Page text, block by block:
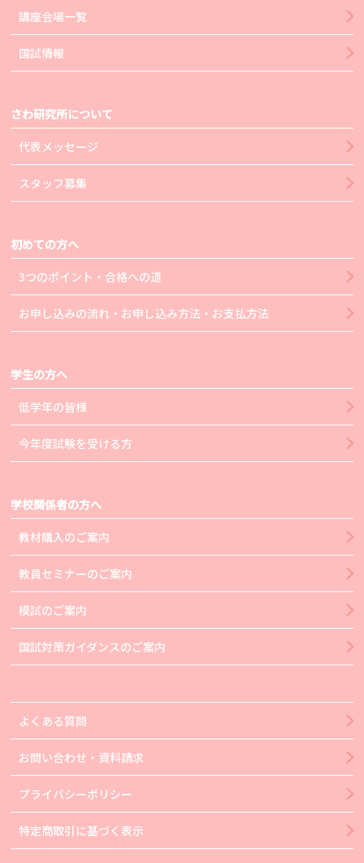
講座会場一覧
国試情報
さわ研究所について
代表メッセージ
スタッフ募集
初めての方へ
3つのポイント・合格への道
お申し込みの流れ・お申し込み方法・お支払方法
学生の方へ
低学年の皆様
今年度試験を受ける方
学校関係者の方へ
教材購入のご案内
教員セミナーのご案内
模試のご案内
国試対策ガイダンスのご案内
よくある質問
お問い合わせ・資料請求
プライバシーポリシー
特定商取引に基づく表示